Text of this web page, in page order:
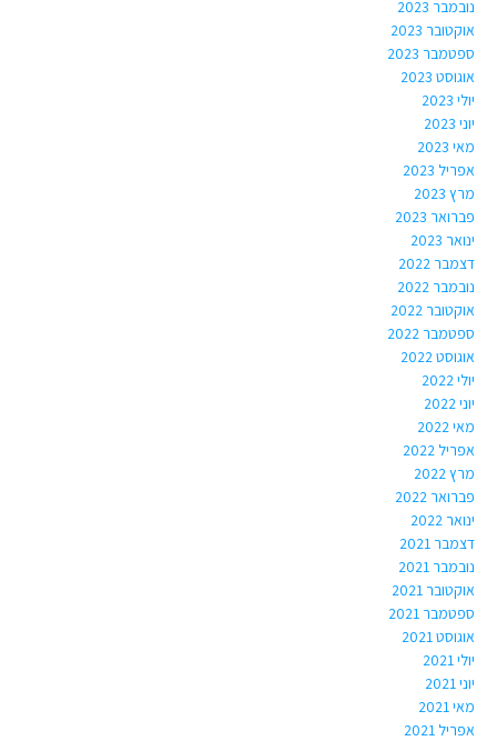
נובמבר 2023
אוקטובר 2023
ספטמבר 2023
אוגוסט 2023
יולי 2023
יוני 2023
מאי 2023
אפריל 2023
מרץ 2023
פברואר 2023
ינואר 2023
דצמבר 2022
נובמבר 2022
אוקטובר 2022
ספטמבר 2022
אוגוסט 2022
יולי 2022
יוני 2022
מאי 2022
אפריל 2022
מרץ 2022
פברואר 2022
ינואר 2022
דצמבר 2021
נובמבר 2021
אוקטובר 2021
ספטמבר 2021
אוגוסט 2021
יולי 2021
יוני 2021
מאי 2021
אפריל 2021